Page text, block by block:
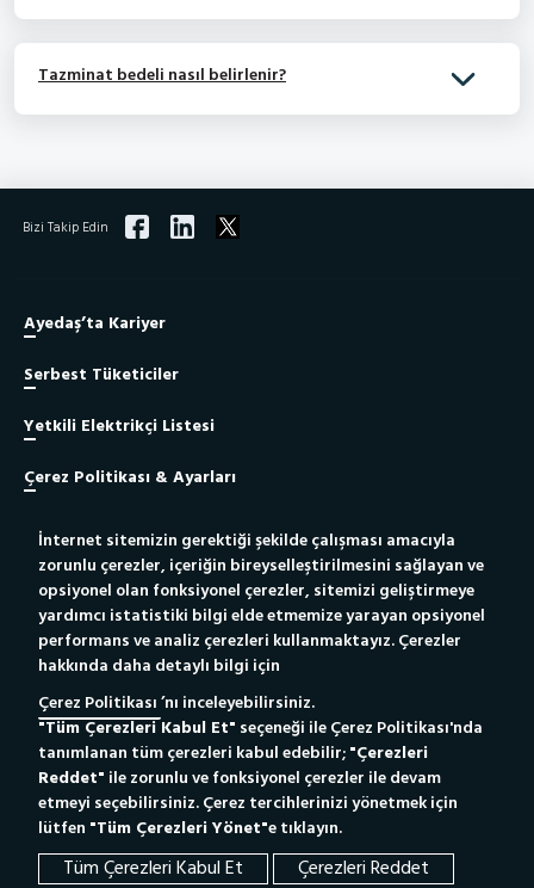
Tazminat bedeli nasıl belirlenir?
Bizi Takip Edin
Ayedaş’ta Kariyer
Serbest Tüketiciler
Yetkili Elektrikçi Listesi
Çerez Politikası & Ayarları
Site Haritası
Bilgi Toplumu Hizmeti
Yetkili Elektrikçiler İçin Yeni Bağlantı Portalı
Whatsapp Destek Hattı
Tıkla Mesajını Gönder
186
İnternet sitemizin gerektiği şekilde çalışması amacıyla
zorunlu çerezler, içeriğin bireyselleştirilmesini sağlayan ve
opsiyonel olan fonksiyonel çerezler, sitemizi geliştirmeye
yardımcı istatistiki bilgi elde etmemize yarayan opsiyonel
performans ve analiz çerezleri kullanmaktayız. Çerezler
hakkında daha detaylı bilgi için
Çerez Politikası’nı inceleyebilirsiniz.
"Tüm Çerezleri Kabul Et" seçeneği ile Çerez Politikası'nda
tanımlanan tüm çerezleri kabul edebilir;"Çerezleri
Reddet" ile zorunlu ve fonksiyonel çerezler ile devam
etmeyi seçebilirsiniz. Çerez tercihlerinizi yönetmek için
lütfen "Tüm Çerezleri Yönet"e tıklayın.
Tüm Çerezleri Kabul Et Çerezleri Reddet